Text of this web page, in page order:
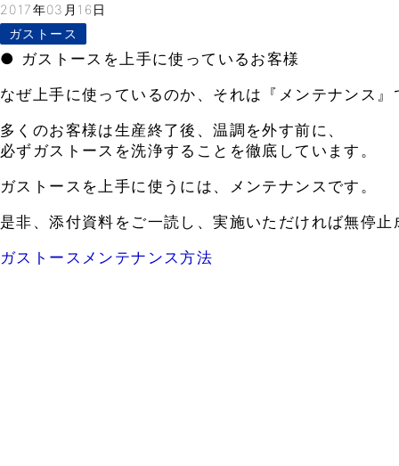
2017年03月16日
ガストース
● ガストースを上手に使っているお客様
なぜ上手に使っているのか、それは『メンテナンス』
多くのお客様は生産終了後、温調を外す前に、
必ずガストースを洗浄することを徹底しています。
ガストースを上手に使うには、メンテナンスです。
是非、添付資料をご一読し、実施いただければ無停
ガストースメンテナンス方法